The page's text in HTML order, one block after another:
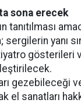
sona erecek
tanıtılması
yanı
gösterileri
gezebileceği
el sanatları